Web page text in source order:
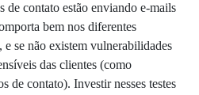
de contato estão enviando e-mails
bem nos diferentes
e se não existem vulnerabilidades
das clientes (como
de contato). Investir nesses testes